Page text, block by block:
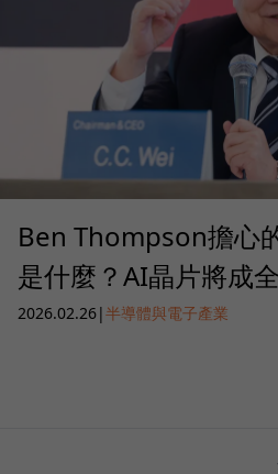
Ben Thompson擔心
是什麼？AI晶片將成
2026.02.26|半導體與電子產業